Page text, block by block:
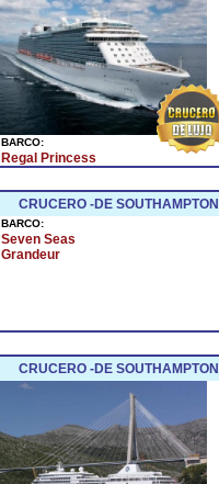
BARCO:
Regal Princess
CRUCERO -DE
BARCO:
Seven Seas
Grandeur
CRUCERO -DE